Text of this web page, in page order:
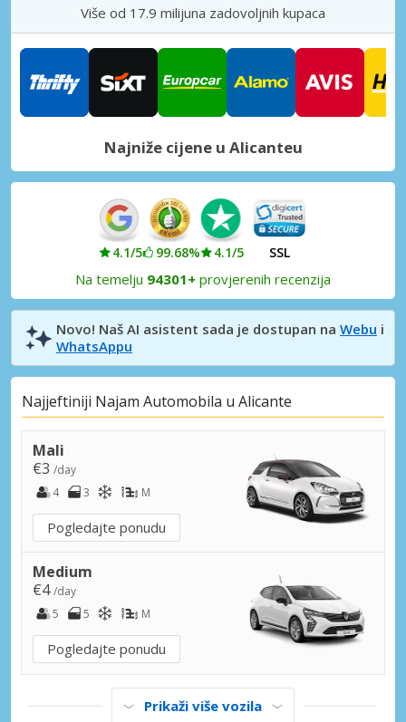
Više od 17.9 milijuna zadovoljnih kupaca
Najniže cijene u Alicanteu
4.1/5 99.68% 4.1/5 SSL
Na temelju 94301+ provjerenih recenzija
Novo! Naš AI asistent sada je dostupan na Webu i
WhatsAppu
Najjeftiniji Najam Automobila u Alicante
Mali
€3 /day
4
3 M
Pogledajte ponudu
Medium
€4/day
5
5 M
Pogledajte ponudu
Prikaži više vozila